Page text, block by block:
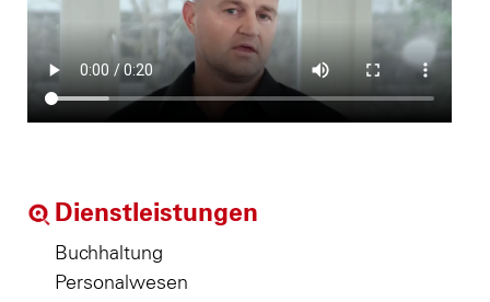
Dienstleistungen
Buchhaltung
Personalwesen